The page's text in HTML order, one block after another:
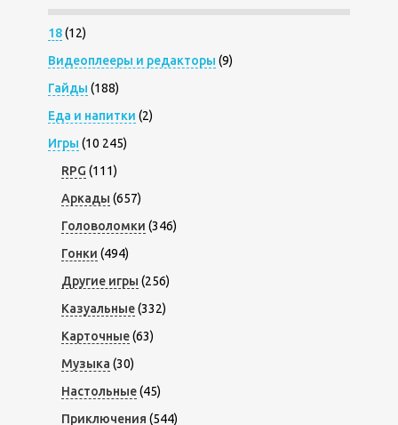
18(12)
Видеоплееры и редакторы (9)
Гайды (188)
Еда и напитки (2)
Игры (10 245)
RPG (111)
Аркады (657)
Головоломки (346)
Гонки (494)
Другие игры (256)
Казуальные(332)
Карточные(63)
Музыка (30)
Настольные(45)
Приключения (544)